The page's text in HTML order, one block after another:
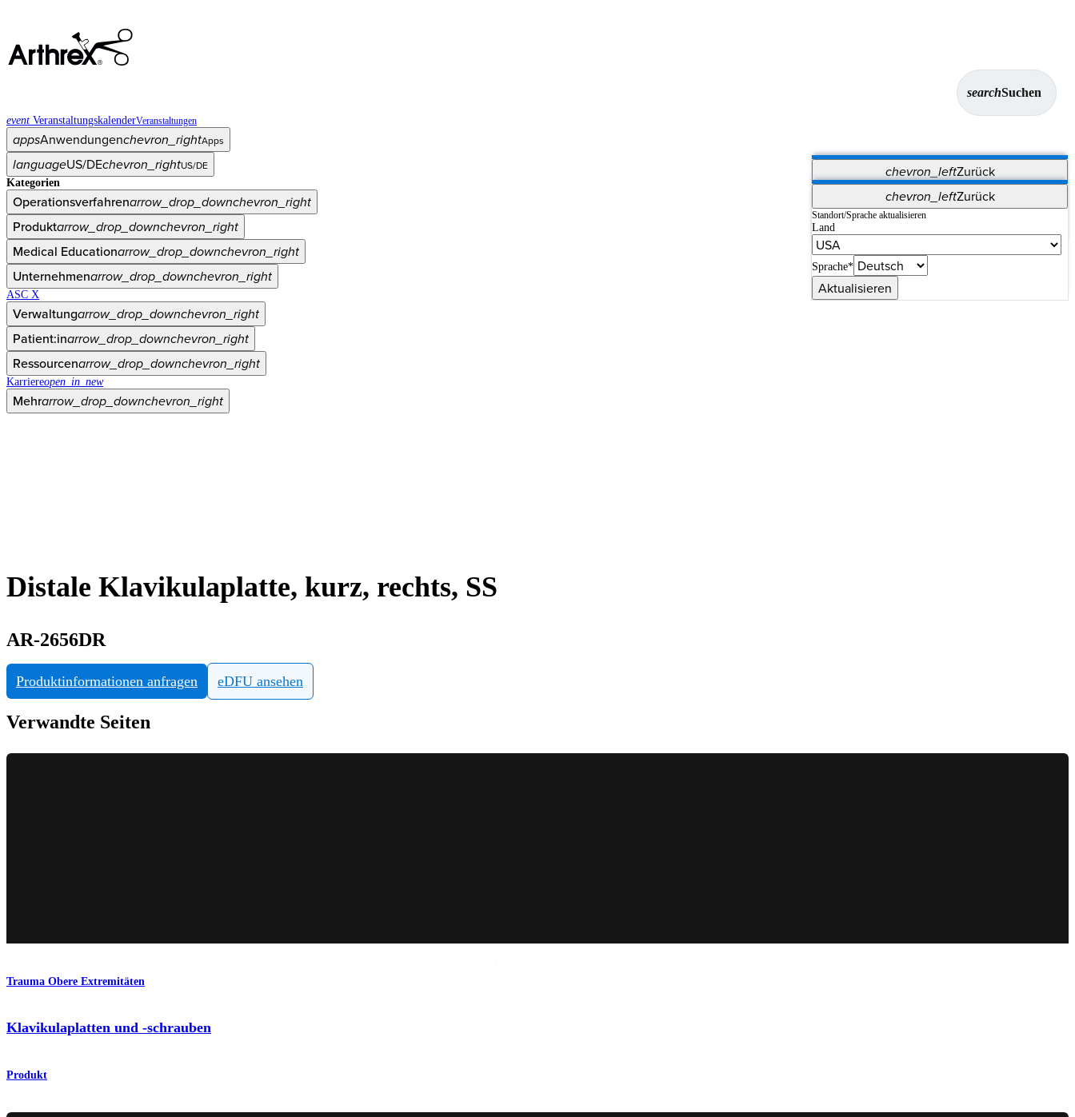
searchSuchen
event VeranstaltungskalenderVeranstaltungen
appsAnwendungenchevron_rightApps
chevron_leftZurück
Vet Systems OrthoPedia Patient
Supplier Portal
Synergy-Bildgebung und -Resektion
languageUS/DEchevron_rightUS/DE
chevron_leftZurück
Standort/Sprache aktualisieren
Land
Sprache*
Aktualisieren
Kategorien
Operationsverfahrenarrow_drop_downchevron_right
Produktarrow_drop_downchevron_right
Medical Educationarrow_drop_downchevron_right
Unternehmenarrow_drop_downchevron_right
ASC X
Verwaltungarrow_drop_downchevron_right
Patient:inarrow_drop_downchevron_right
Ressourcenarrow_drop_downchevron_right
Karriereopen_in_new
Mehrarrow_drop_downchevron_right
Distale Klavikulaplatte, kurz, rechts, SS
AR-2656DR
Produktinformationen anfragen eDFU ansehen
Verwandte Seiten
Trauma Obere Extremitäten
Klavikulaplatten und -schrauben
Produkt